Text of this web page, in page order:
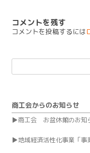
コメントを残す
コメントを投稿するには
索:
商工会からのお知らせ
商工会 お盆休館のお知
地域経済活性化事業「事